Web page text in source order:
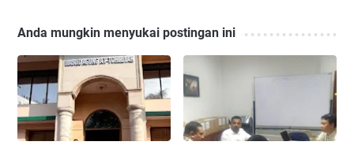
Anda mungkin menyukai postingan ini